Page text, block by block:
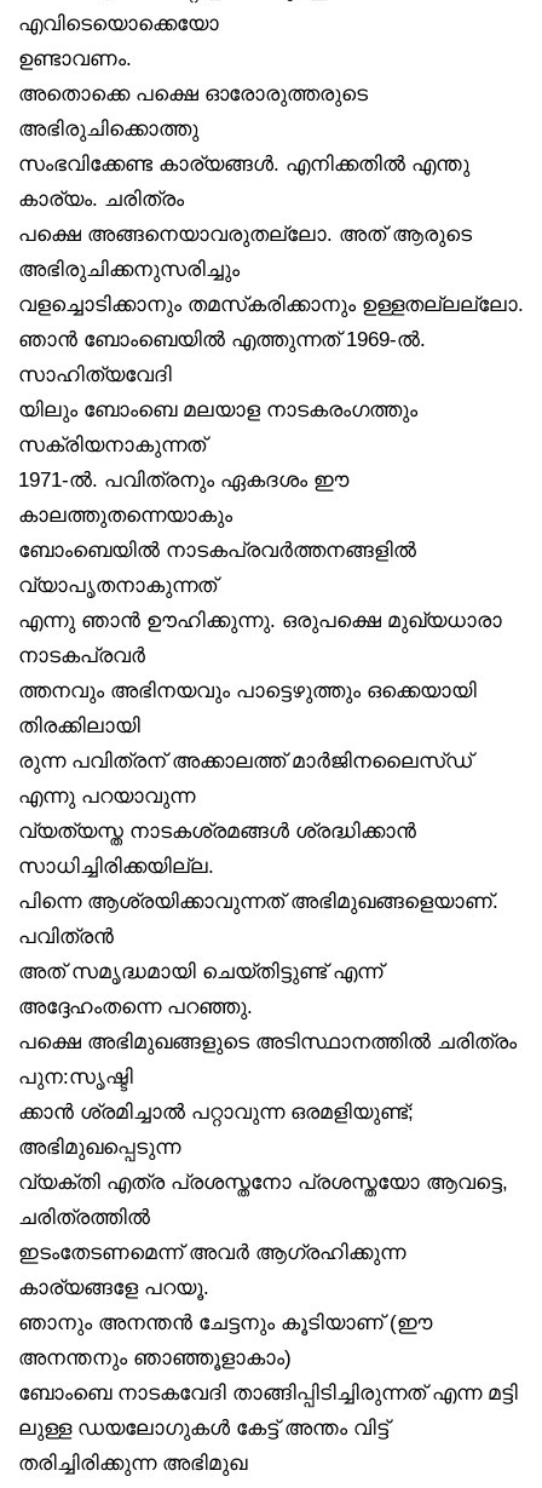
എവിടെയൊക്കെയോ
ഉണ്ടാവണം.
അതൊക്കെ പക്ഷെ ഓരോരുത്തരുടെ
അഭിരുചിക്കൊത്തു
സംഭവിക്കേണ്ട കാര്യങ്ങൾ. എനിക്കതിൽ എന്തു
കാര്യം. ചരിത്രം
പക്ഷെ അങ്ങനെയാവരുതല്ലോ. അത് ആരുടെ
അഭിരുചിക്കനുസരിച്ചും
വളച്ചൊടിക്കാനും തമസ്‌കരിക്കാനും ഉള്ളതല്ലല്ലോ.
ഞാൻ ബോംബെയിൽ എത്തുന്നത് 1969-ൽ.
സാഹിത്യവേദി
യിലും ബോംബെ മലയാള നാടകരംഗത്തും
സക്രിയനാകുന്നത്
1971-ൽ. പവിത്രനും ഏകദശം ഈ
കാലത്തുതന്നെയാകും
ബോംബെയിൽ നാടകപ്രവർത്തനങ്ങളിൽ
വ്യാപൃതനാകുന്നത്
എന്നു ഞാൻ ഊഹിക്കുന്നു. ഒരുപക്ഷെ മുഖ്യധാരാ
നാടകപ്രവർ
ത്തനവും അഭിനയവും പാട്ടെഴുത്തും ഒക്കെയായി
തിരക്കിലായി
രുന്ന പവിത്രന് അക്കാലത്ത് മാർജിനലൈസ്ഡ്
എന്നു പറയാവുന്ന
വ്യത്യസ്ത നാടകശ്രമങ്ങൾ ശ്രദ്ധിക്കാൻ
സാധിച്ചിരിക്കയില്ല.
പിന്നെ ആശ്രയിക്കാവുന്നത് അഭിമുഖങ്ങളെയാണ്.
പവിത്രൻ
അത് സമൃദ്ധമായി ചെയ്തിട്ടുണ്ട് എന്ന്
അദ്ദേഹംതന്നെ പറഞ്ഞു.
പക്ഷെ അഭിമുഖങ്ങളുടെ അടിസ്ഥാനത്തിൽ ചരിത്രം
പുന:സൃഷ്ടി
ക്കാൻ ശ്രമിച്ചാൽ പറ്റാവുന്ന ഒരമളിയുണ്ട്;
അഭിമുഖപ്പെടുന്ന
വ്യക്തി എത്ര പ്രശസ്തനോ പ്രശസ്തയോ ആവട്ടെ,
ചരിത്രത്തിൽ
ഇടംതേടണമെന്ന് അവർ ആഗ്രഹിക്കുന്ന
കാര്യങ്ങളേ പറയൂ.
ഞാനും അനന്തൻ ചേട്ടനും കൂടിയാണ് (ഈ
അനന്തനും ഞാഞ്ഞൂളാകാം)
ബോംബെ നാടകവേദി താങ്ങിപ്പിടിച്ചിരുന്നത് എന്ന മട്ടി
ലുള്ള ഡയലോഗുകൾ കേട്ട് അന്തം വിട്ട്
തരിച്ചിരിക്കുന്ന അഭിമുഖ